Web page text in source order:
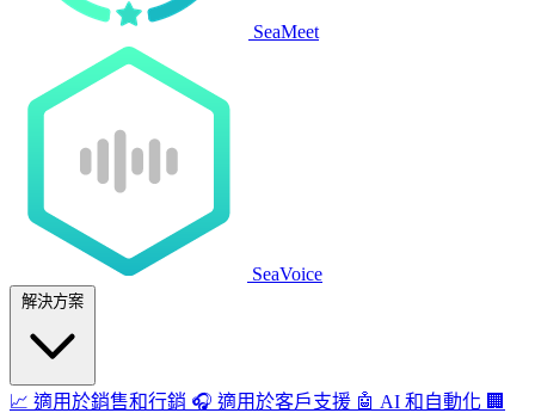
SeaMeet
SeaVoice
解決方案
📈 適用於銷售和行銷 🎧 適用於客戶支援 🤖 AI 和自動化 🏢